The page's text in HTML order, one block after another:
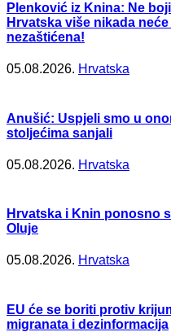
Plenković iz Knina: Ne
Hrvatska više nikada
nezaštićena!
05.08.2026. Hrvatska
Anušić: Uspjeli smo u
stoljećima sanjali
05.08.2026. Hrvatska
Hrvatska i Knin ponosno
Oluje
05.08.2026. Hrvatska
EU će se boriti protiv
migranata i dezinformacija